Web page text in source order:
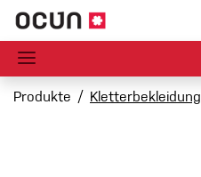
Produkte Kletterbekleidung